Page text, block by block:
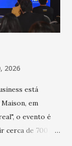
risco à
saber fazer a
so...
2026
está
em
o evento é
cerca de 700